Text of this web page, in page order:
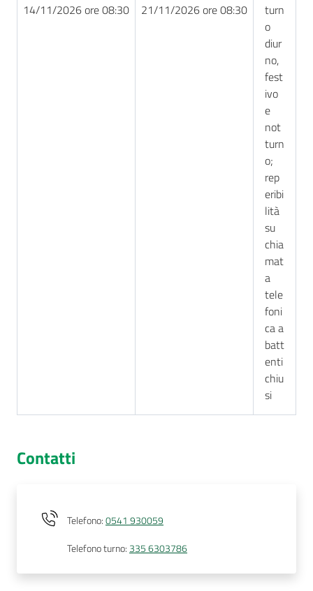
14/11/2026 ore 08:30 21/11/2026 ore 08:30
turn
o
diur
no,
fest
ivo
e
not
turn
o;
rep
eribi
lità
su
chia
mat
a
tele
foni
ca a
batt
enti
chiu
si
Contatti
Telefono:0541 930059
Telefono turno: 335 6303786